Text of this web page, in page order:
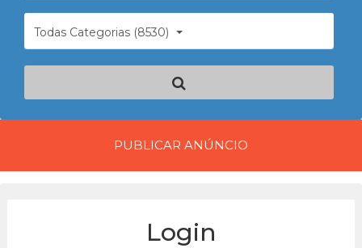
Todas Categorias (8530)
PUBLICAR ANÚNCIO
Login